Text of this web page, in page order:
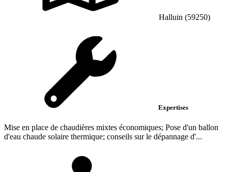
Halluin (59250)
Expertises
Mise en place de chaudières mixtes économiques; Pose d'un ballon
d'eau chaude solaire thermique; conseils sur le dépannage d'...